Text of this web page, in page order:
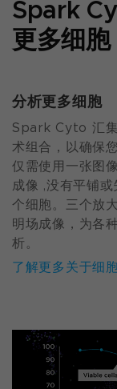
Spark
更多细
分析更多细胞
Spark Cyto 汇集
术组合，以确保
仅需使用一张图
成像 ,没有平铺
个细胞。三个放
明场成像，为各
析。
了解更多关于细